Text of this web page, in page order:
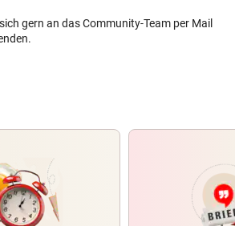
gern an das Community-Team per Mail